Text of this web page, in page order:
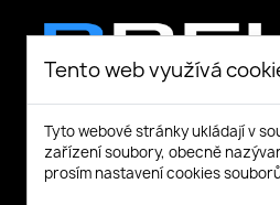
Tento web využívá
Tyto webové stránky ukládají v
zařízení soubory, obecně
prosím nastavení cookies